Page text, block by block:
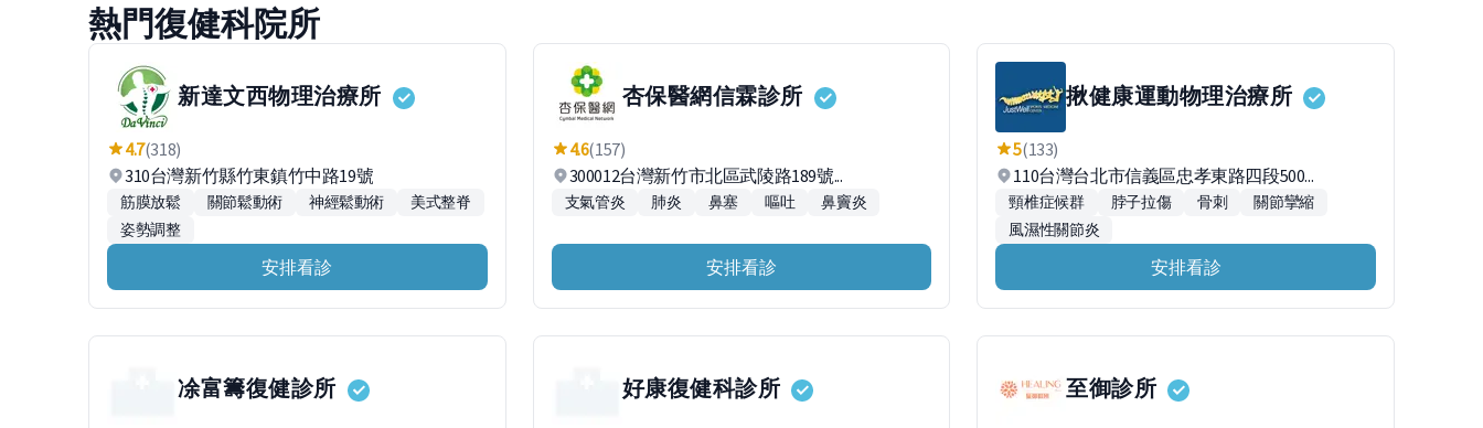
熱門復健科院所
新達文西物理治療所
4.7(318)
310台灣新竹縣竹東鎮竹中路19號
筋膜放鬆 關節鬆動術 神經鬆動術
美式整脊
姿勢調整
安排看診
杏保醫網信霖診所
4.6(157)
300012台灣新竹市北區武陵路189號...
支氣管炎 肺炎 鼻塞 嘔吐 鼻竇炎
安排看診
揪健康運動物理治療所
5(133)
110台灣台北市信義區忠孝東路四段500...
頸椎症候群 脖子拉傷 骨刺
關節攣縮
風濕性關節炎
安排看診
凃富籌復健診所 好康復健科診所 至御診所